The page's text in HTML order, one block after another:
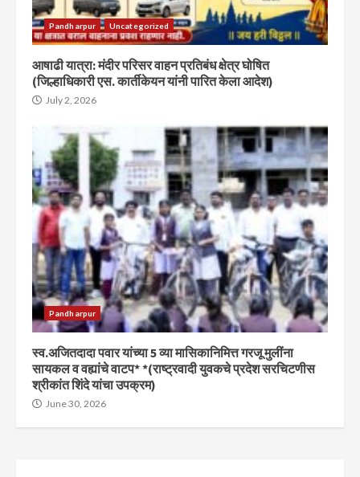
Pandharpur Uncategorized
आषाढी यात्रा: मंदीर परिसर वाहन प्रतिबंध क्षेत्र घोषित
(जिल्हाधिकारी एस. कार्तीकेयन यांनी पारित केला आदेश)
July 2, 2026
Pandharpur
स्व.अजितदादा पवार यांच्या 5 व्या मासिकानिमित्त गरजू मुलींना
सायकल व वह्यांचे वाटप* *(राष्ट्रवादी युवकचे प्रदेश सरचिटणीस
श्रीकांत शिंदे यांचा उपक्रम)
June 30, 2026